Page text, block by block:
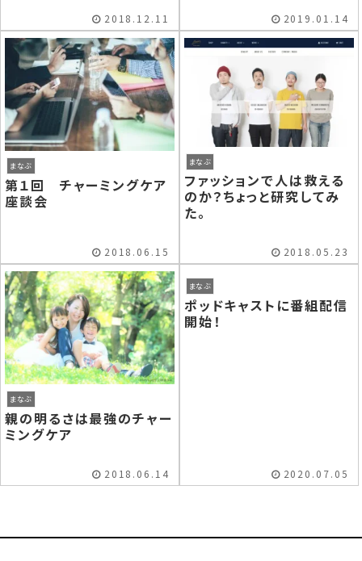
2018.12.11 2019.01.14
まなぶ
第１回 チャーミングケア
座談会
2018.06.15
まなぶ
ファッションで人は救える
のか？ちょっと研究してみ
た。
2018.05.23
まなぶ
親の明るさは最強のチャー
ミングケア
2018.06.14
まなぶ
ポッドキャストに番組配信
開始！
2020.07.05